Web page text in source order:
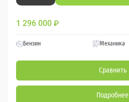
1 296 000 ₽
Бензин Механика
Сравнить
Подробнее